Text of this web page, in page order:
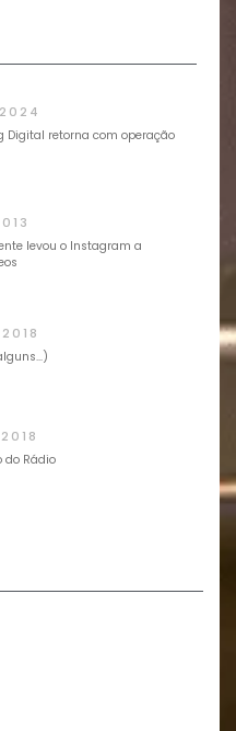
Digital retorna com operação
levou o Instagram a
do Rádio